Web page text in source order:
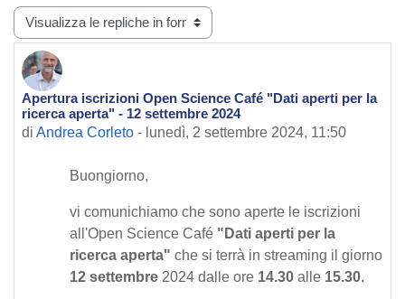
Modalità visualizzazione
Apertura iscrizioni Open Science Café "Dati aperti per la
ricerca aperta" - 12 settembre 2024
di Andrea Corleto - lunedì, 2 settembre 2024, 11:50
Numero di risposte: 0
Buongiorno,
vi comunichiamo che sono aperte le iscrizioni
all'Open Science Café "Dati aperti per la
ricerca aperta" che si terrà in streaming il giorno
12 settembre 2024 dalle ore 14.30 alle 15.30.